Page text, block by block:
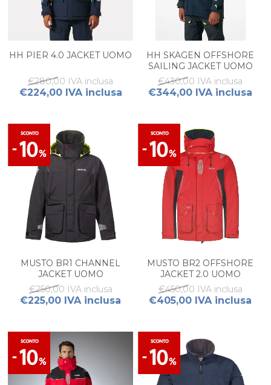
HH PIER 4.0 JACKET UOMO
€280,00 IVA inclusa
€224,00 IVA inclusa
HH SKAGEN OFFSHORE
SAILING JACKET UOMO
€430,00 IVA inclusa
€344,00 IVA inclusa
MUSTO BR1 CHANNEL
JACKET UOMO
€250,00 IVA inclusa
€225,00 IVA inclusa
MUSTO BR2 OFFSHORE
JACKET 2.0 UOMO
€450,00 IVA inclusa
€405,00 IVA inclusa